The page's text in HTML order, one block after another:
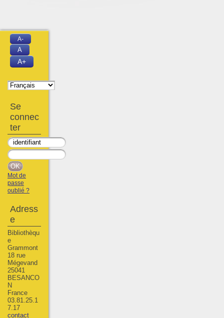
A-
A
A+
Se
connec
ter
Mot de
passe
oublié ?
Adress
e
Bibliothèqu
e
Grammont
18 rue
Mégevand
25041
BESANCO
N
France
03.81.25.1
7.17
contact